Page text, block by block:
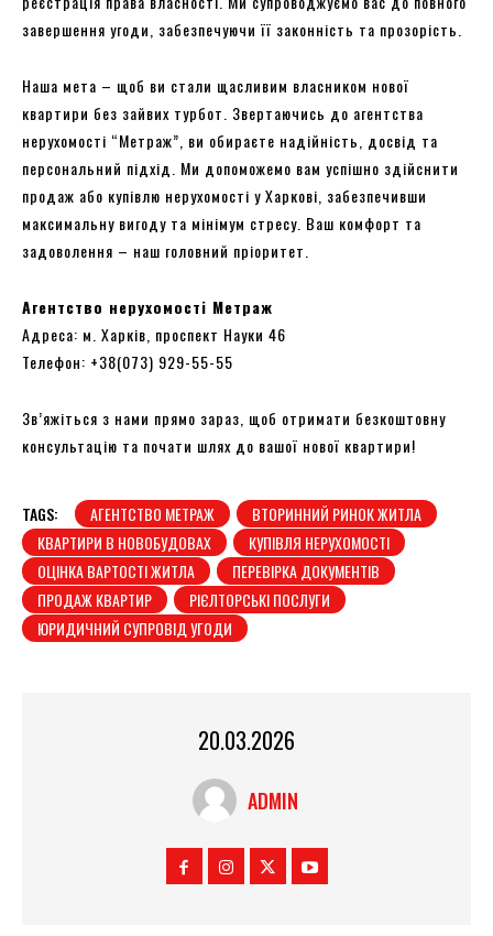
завершення угоди, забезпечуючи її законність та прозорість.
Наша мета – щоб ви стали щасливим власником нової
квартири без зайвих турбот. Звертаючись до агентства
нерухомості “Метраж”, ви обираєте надійність, досвід та
персональний підхід. Ми допоможемо вам успішно здійснити
продаж або купівлю нерухомості у Харкові, забезпечивши
максимальну вигоду та мінімум стресу. Ваш комфорт та
задоволення – наш головний пріоритет.
Агентство нерухомості Метраж
Адреса: м. Харків, проспект Науки 46
Телефон: +38(073) 929-55-55
Зв’яжіться з нами прямо зараз, щоб отримати безкоштовну
консультацію та почати шлях до вашої нової квартири!
TAGS: АГЕНТСТВО МЕТРАЖ
ВТОРИННИЙ РИНОК ЖИТЛА
КВАРТИРИ В НОВОБУДОВАХ
КУПІВЛЯ НЕРУХОМОСТІ
ОЦІНКА ВАРТОСТІ ЖИТЛА
ПЕРЕВІРКА ДОКУМЕНТІВ
ПРОДАЖ КВАРТИР
РІЄЛТОРСЬКІ ПОСЛУГИ
ЮРИДИЧНИЙ СУПРОВІД УГОДИ
20.03.2026
ADMIN